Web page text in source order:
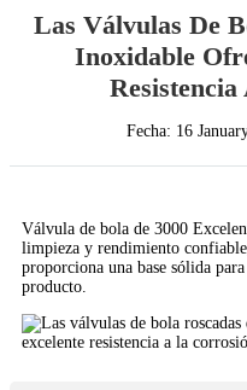
Las Válvulas De
Inoxidable
Fecha: 16
Válvula de bola de 3000
limpieza y rendimiento
proporciona una base sólida
producto.